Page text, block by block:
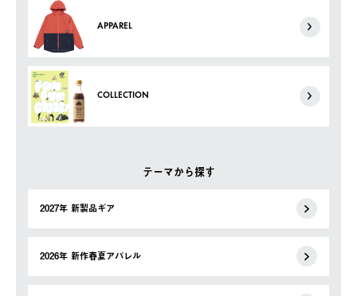
APPAREL
COLLECTION
テーマから探す
2027年 新製品ギア
2026年 新作春夏アパレル